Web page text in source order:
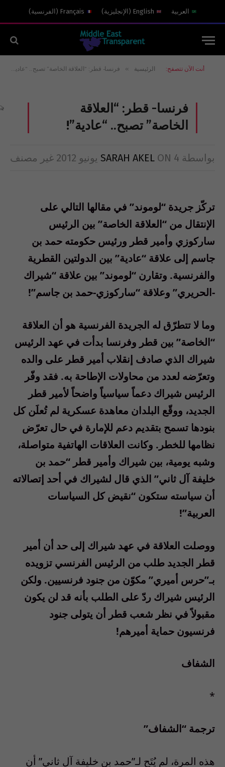
العربية English
( الإنجليزية)
Français
( الفرنسية)
أنت الآن تتصفح: الرئيسية » فرنسا- قطر: “العلاقة الخاصة” تصبح.. “عادية”!
فرنسا- قطر: “العلاقة
الخاصة” تصبح.. “عادية”!
بواسطة SARAH AKEL ON 4 يونيو 2012 غير مصنف
تركّز جريدة “لوموند” في مقالها التالي على
الإنتقال من “العلاقة الخاصة” بين الرئيس
ساركوزي وأمير قطر ورئيس حكومته حمد بن
جاسم إلى علاقة “عادية” بين الدولتين القطرية
والفرنسية. وتقارن “لوموند” بين علاقة “شيراك
-الحريري” وعلاقة “ساركوزي-حمد بن جاسم”!
وما لا تتطرّق له الجريدة الفرنسية هو أن العلاقة
“الخاصة” بين قطر وفرنسا بدأت في عهد الرئيس
شيراك الذي صادف إنقلاب أمير قطر على والده
وتعرّضه لعدد من محاولات الإطاحة به. فقد وفّر
الرئيس شيراك دعماً سياسياً واضحاً لأمير قطر
الجديد، ووقّع البلدان معاهدة عسكرية لم تُعلَن كل
بنودها تسمح بتقديم دعم للإمارة في حال تعرّض
نظامها للخطر. وكانت العلاقات الهاتفية متواصلة،
وشبه يومية، بين شيراك وأمير قطر “حمد بن
خليفة آل ثاني” الذي قال لشيراك في أحد إتصالاته
أن سياسته ستكون “نقيض كل السياسات
العربية”!
ووصلت العلاقة في عهد شيراك إلى حد أن أمير
قطر الجديد طلب من الرئيس الفرنسي تزويده
بـ”حرس أميري” مكوّن من جنود فرنسيين. ولكن
الرئيس شيراك ردّ على الطلب بأنه قد لن يكون
مقبولاً في نظر شعب قطر أن يتولى جنود
فرنسيون حماية أميرهم!
الشفاف
*
ترجمة “الشفاف”
هذه المرة، لم يُتَح لـ”حمد بن خليفة آل ثاني” أن